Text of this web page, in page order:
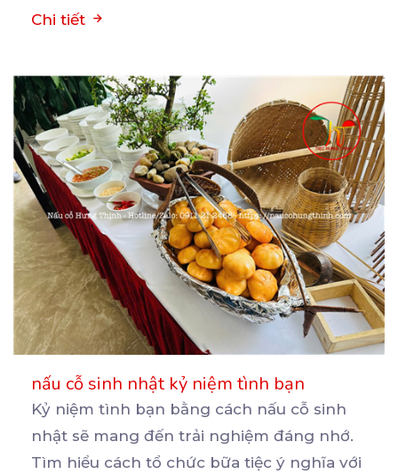
Chi tiết
nấu cỗ sinh nhật kỷ niệm tình bạn
Kỷ niệm tình bạn bằng cách nấu cỗ sinh
nhật sẽ mang đến trải nghiệm đáng nhớ.
Tìm hiểu cách tổ chức bữa tiệc ý nghĩa với